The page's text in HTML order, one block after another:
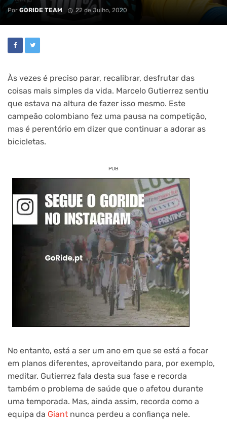
Por GORIDE TEAM 22 de Julho, 2020
Às vezes é preciso parar, recalibrar, desfrutar das
coisas mais simples da vida. Marcelo Gutierrez sentiu
que estava na altura de fazer isso mesmo. Este
campeão colombiano fez uma pausa na competição,
mas é perentório em dizer que continuar a adorar as
bicicletas.
PUB
No entanto, está a ser um ano em que se está a focar
em planos diferentes, aproveitando para, por exemplo,
meditar. Gutierrez fala desta sua fase e recorda
também o problema de saúde que o afetou durante
uma temporada. Mas, ainda assim, recorda como a
equipa da Giant nunca perdeu a confiança nele.